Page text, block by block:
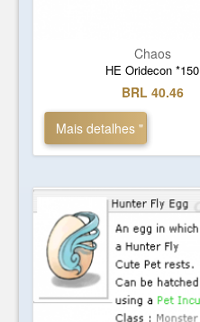
Chaos
HE Oridecon *150
BRL 40.46
Mais detalhes "